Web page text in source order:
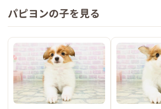
パピヨンの子を見る